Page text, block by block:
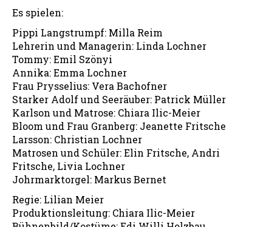
Es spielen:
Pippi Langstrumpf: Milla Reim
Lehrerin und Managerin: Linda Lochner
Tommy: Emil Szönyi
Annika: Emma Lochner
Frau Prysselius: Vera Bachofner
Starker Adolf und Seeräuber: Patrick Müller
Karlson und Matrose: Chiara Ilic-Meier
Bloom und Frau Granberg: Jeanette Fritsche
Larsson: Christian Lochner
Matrosen und Schüler: Elin Fritsche, Andri
Fritsche, Livia Lochner
Johrmarktorgel: Markus Bernet
Regie: Lilian Meier
Produktionsleitung: Chiara Ilic-Meier